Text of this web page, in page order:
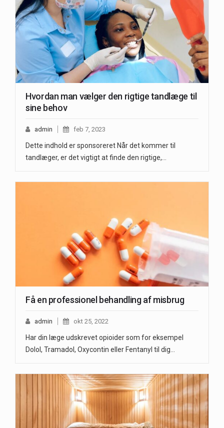
Hvordan man vælger den rigtige tandlæge til
sine behov
admin feb 7, 2023
Dette indhold er sponsoreret Når det kommer til
tandlæger, er det vigtigt at finde den rigtige,…
Få en professionel behandling af misbrug
admin okt 25, 2022
Har din læge udskrevet opioider som for eksempel
Dolol, Tramadol, Oxycontin eller Fentanyl til dig…